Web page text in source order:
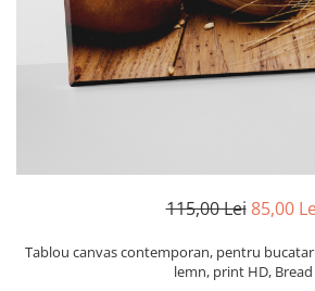
Zodia Fecioara
Zodia Gemeni
Zodia Leu
Zodia Pesti
Zodia Scorpion
Tricou personalizat cu imaginea
Tablouri PVC
Tablouri PVC copii
115,00 Lei 85,00
Tablou canvas contemporan, pentru
lemn, print HD, Bread